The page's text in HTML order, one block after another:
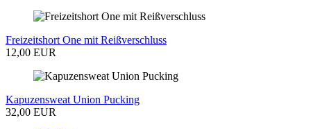
Freizeitshort One mit Reißverschluss
12,00 EUR
Kapuzensweat Union Pucking
32,00 EUR